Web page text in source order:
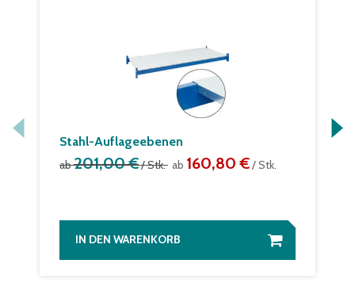
Stahl-Auflageebenen
ab201,00 €/ Stk. ab 160,80 €/ Stk.
IN DEN WARENKORB